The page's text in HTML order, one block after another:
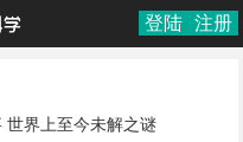
登陆 注册
世界上至今未解之谜